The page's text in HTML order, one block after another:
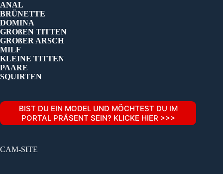
ANAL
BRÜNETTE
DOMINA
GROßEN TITTEN
GROßER ARSCH
MILF
KLEINE TITTEN
PAARE
SQUIRTEN
BIST DU EIN MODEL UND MÖCHTEST DU IM
PORTAL PRÄSENT SEIN? KLICKE HIER >>>
CAM-SITE